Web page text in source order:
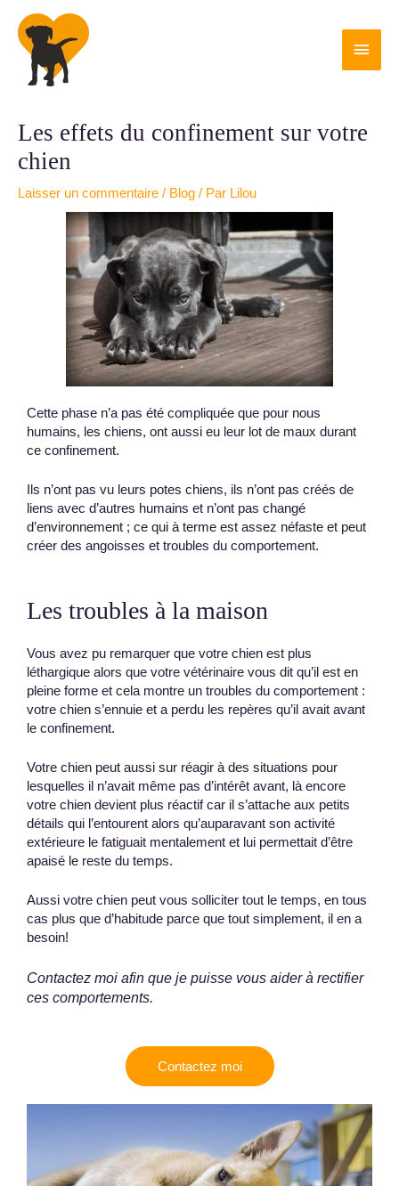
contenu
Les effets du confinement sur votre
chien
Laisser un commentaire / Blog / Par Lilou
Cette phase n’a pas été compliquée que pour nous
humains, les chiens, ont aussi eu leur lot de maux durant
ce confinement.
Ils n’ont pas vu leurs potes chiens, ils n’ont pas créés de
liens avec d’autres humains et n’ont pas changé
d’environnement ; ce qui à terme est assez néfaste et peut
créer des angoisses et troubles du comportement.
Les troubles à la maison
Vous avez pu remarquer que votre chien est plus
léthargique alors que votre vétérinaire vous dit qu’il est en
pleine forme et cela montre un troubles du comportement :
votre chien s’ennuie et a perdu les repères qu’il avait avant
le confinement.
Votre chien peut aussi sur réagir à des situations pour
lesquelles il n’avait même pas d’intérêt avant, là encore
votre chien devient plus réactif car il s’attache aux petits
détails qui l’entourent alors qu’auparavant son activité
extérieure le fatiguait mentalement et lui permettait d’être
apaisé le reste du temps.
Aussi votre chien peut vous solliciter tout le temps, en tous
cas plus que d’habitude parce que tout simplement, il en a
besoin!
Contactez moi afin que je puisse vous aider à rectifier
ces comportements.
Contactez moi
des
articles